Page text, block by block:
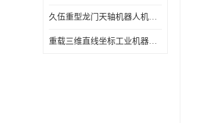
久伍重型龙门天轴机器人机械手龙门桁架
重载三维直线坐标工业机器人智能高精度快速龙门桁架机械手臂